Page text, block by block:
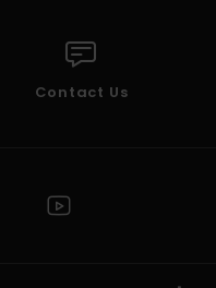
Contact Us